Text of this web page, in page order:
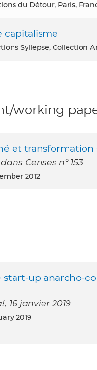
du Détour, Paris,
capitalisme
Syllepse, Collection
working
et transformation
Cerises n° 153
2012
start-up anarcho-
16 janvier 2019
2019